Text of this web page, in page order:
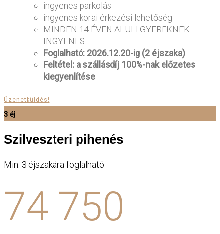
ingyenes parkolás
ingyenes korai érkezési lehetőség
MINDEN 14 ÉVEN ALULI GYEREKNEK
INGYENES
Foglalható: 2026.12.20-ig (2 éjszaka)
Feltétel: a szállásdíj 100%-nak előzetes
kiegyenlítése
Üzenetküldés!
3 éj
Szilveszteri pihenés
Min. 3 éjszakára foglalható
74 750